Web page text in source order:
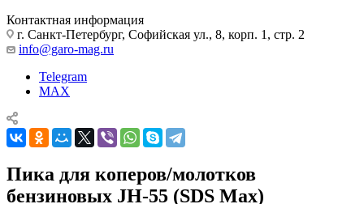
Контактная информация
г. Санкт-Петербург, Софийская ул., 8, корп. 1, стр. 2
info@garo-mag.ru
Telegram
MAX
Пика для коперов/молотков
бензиновых JH-55 (SDS Max)